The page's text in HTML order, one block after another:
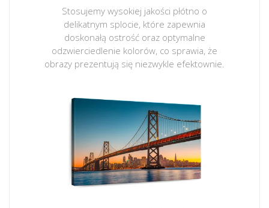
Stosujemy wysokiej jakości płótno o
delikatnym splocie, które zapewnia
doskonałą ostrość oraz optymalne
odzwierciedlenie kolorów, co sprawia, że
obrazy prezentują się niezwykle efektownie.